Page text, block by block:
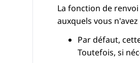
La fonction de
auxquels vous
Par défaut,
Toutefois, si